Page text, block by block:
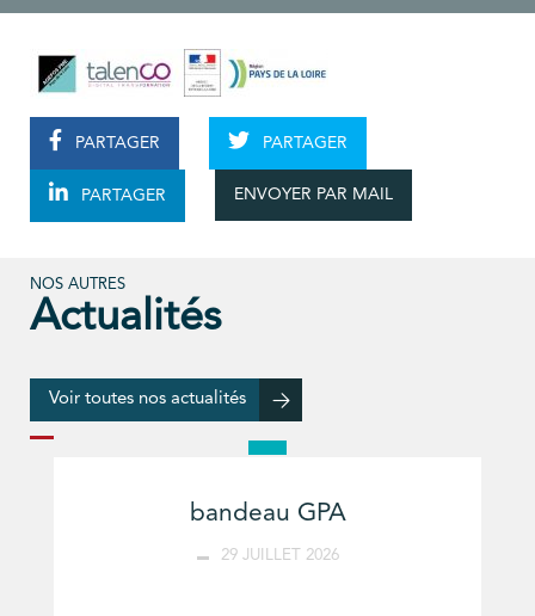
PARTAGER PARTAGER
PARTAGER ENVOYER PAR MAIL
NOS AUTRES
Actualités
Voir toutes nos actualités
bandeau GPA
29 JUILLET 2026